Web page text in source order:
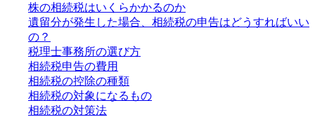
株の相続税はいくらかかるのか
遺留分が発生した場合、相続税の申告はどうすればいい
の？
税理士事務所の選び方
相続税申告の費用
相続税の控除の種類
相続税の対象になるもの
相続税の対策法